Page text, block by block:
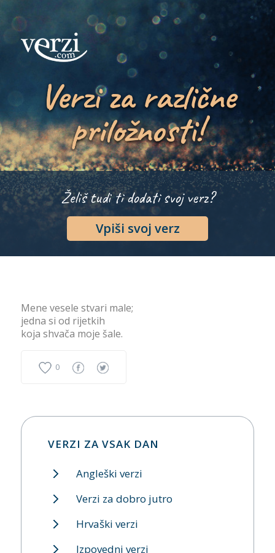
Verzi za različne
priložnosti!
Želiš tudi ti dodati svoj verz?
Vpiši svoj verz
Mene vesele stvari male;
jedna si od rijetkih
koja shvača moje šale.
0
VERZI ZA VSAK DAN
Angleški verzi
Verzi za dobro jutro
Hrvaški verzi
Izpovedni verzi